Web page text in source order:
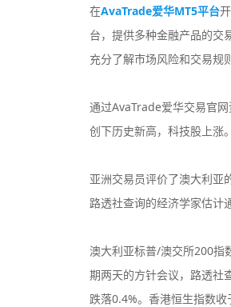
在AvaTrade爱华MT5平台
台，提供多种金融产品的交
充分了解市场风险和交易规则
通过AvaTrade爱华交易官
创下历史新高，科技股上涨。
亚洲交易员评价了澳大利亚
路透社查询的经济学家估计
澳大利亚标普/澳交所200指
期两天的方针会议，路透社
跌落0.4%。香港恒生指数